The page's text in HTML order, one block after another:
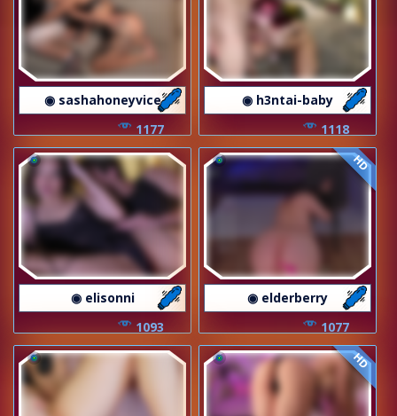
◉ sashahoneyvice
1177
◉ h3ntai-baby
1118
◉ elisonni
1093
HD
◉ elderberry
1077
HD